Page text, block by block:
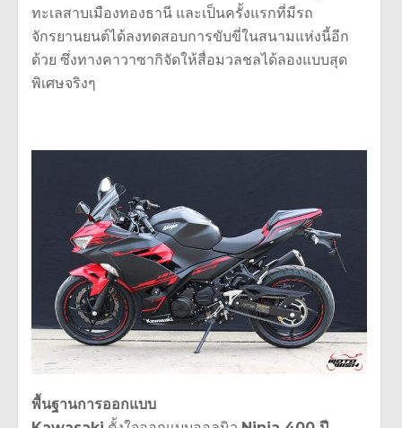
ทะเลสาบเมืองทองธานี และเป็นครั้งแรกที่มีรถ
จักรยานยนต์ได้ลงทดสอบการขับขี่ในสนามแห่งนี้อีก
ด้วย ซึ่งทางคาวาซากิจัดให้สื่อมวลชลได้ลองแบบสุด
พิเศษจริงๆ
พื้นฐานการออกแบบ